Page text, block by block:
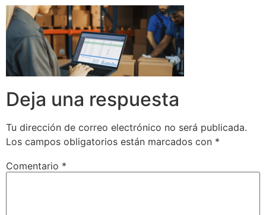
Deja una respuesta
Tu dirección de correo electrónico no será publicada.
Los campos obligatorios están marcados con *
Comentario *